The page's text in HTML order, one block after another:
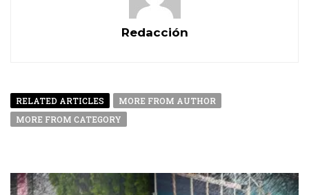
Redacción
RELATED ARTICLES
MORE FROM AUTHOR
MORE FROM CATEGORY